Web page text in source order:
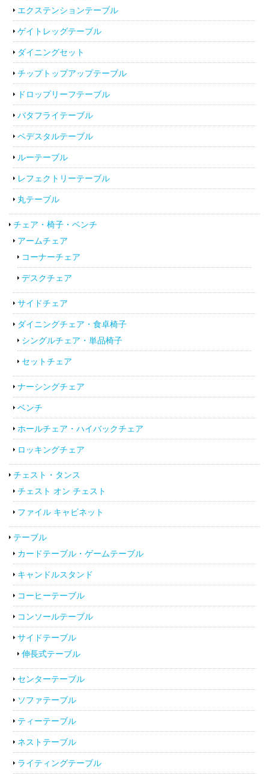
エクステンションテーブル
ゲイトレッグテーブル
ダイニングセット
チップトップアップテーブル
ドロップリーフテーブル
バタフライテーブル
ペデスタルテーブル
ルーテーブル
レフェクトリーテーブル
丸テーブル
チェア・椅子・ベンチ
アームチェア
コーナーチェア
デスクチェア
サイドチェア
ダイニングチェア・食卓椅子
シングルチェア・単品椅子
セットチェア
ナーシングチェア
ベンチ
ホールチェア・ハイバックチェア
ロッキングチェア
チェスト・タンス
チェスト オン チェスト
ファイル キャビネット
テーブル
カードテーブル・ゲームテーブル
キャンドルスタンド
コーヒーテーブル
コンソールテーブル
サイドテーブル
伸長式テーブル
センターテーブル
ソファテーブル
ティーテーブル
ネストテーブル
ライティングテーブル